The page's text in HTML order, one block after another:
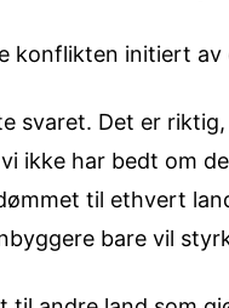
konflikten initiert
svaret. Det er
ikke har bedt om
til ethvert
bare vil